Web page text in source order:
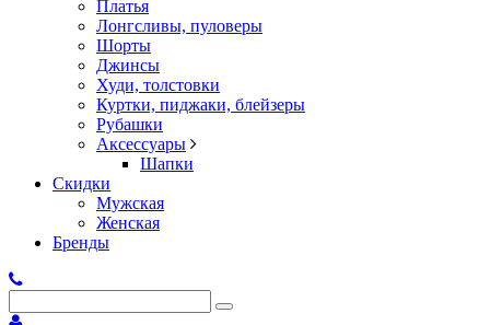
Платья
Лонгсливы, пуловеры
Шорты
Джинсы
Худи, толстовки
Куртки, пиджаки, блейзеры
Рубашки
Аксессуары
Шапки
Скидки
Мужская
Женская
Бренды